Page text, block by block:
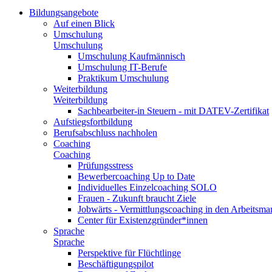
Bildungsangebote
Auf einen Blick
Umschulung
Umschulung
Umschulung Kaufmännisch
Umschulung IT-Berufe
Praktikum Umschulung
Weiterbildung
Weiterbildung
Sachbearbeiter-in Steuern - mit DATEV-Zertifikat
Aufstiegsfortbildung
Berufsabschluss nachholen
Coaching
Coaching
Prüfungsstress
Bewerbercoaching Up to Date
Individuelles Einzelcoaching SOLO
Frauen - Zukunft braucht Ziele
Jobwärts - Vermittlungscoaching in den
Center für Existenzgründer*innen
Sprache
Sprache
Perspektive für Flüchtlinge
Beschäftigungspilot